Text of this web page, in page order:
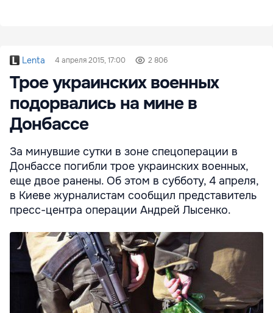
Lenta 4 апреля 2015, 17:00 2 806
Трое украинских военных
подорвались на мине в
Донбассе
За минувшие сутки в зоне спецоперации в
Донбассе погибли трое украинских военных,
еще двое ранены. Об этом в субботу, 4 апреля,
в Киеве журналистам сообщил представитель
пресс-центра операции Андрей Лысенко.